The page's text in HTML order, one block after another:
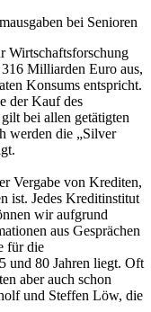
bei Senioren
Wirtschaftsforschung
Milliarden Euro aus,
Konsums entspricht.
der Kauf des
bei allen getätigten
werden die „Silver
Vergabe von Krediten,
ist. Jedes Kreditinstitut
wir aufgrund
aus Gesprächen
für die
und 80 Jahren liegt. Oft
aber auch schon
und Steffen Löw, die